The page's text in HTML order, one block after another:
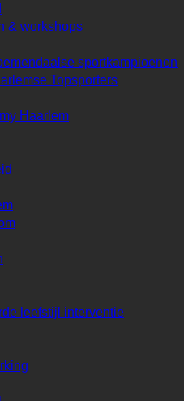
& workshops
sportkampioenen
Topsporters
Haarlem
leefstijl interventie